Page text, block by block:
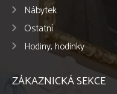
Nábytek
Ostatní
Hodiny, hodinky
ZÁKAZNICKÁ SEKCE